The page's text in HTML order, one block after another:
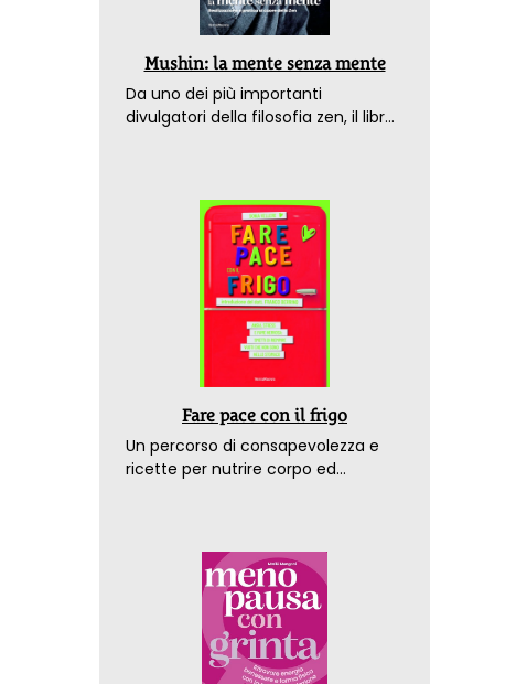
Mushin: la mente senza mente
Da uno dei più importanti
divulgatori della filosofia zen, il libro
Fare pace con il frigo
Un percorso di consapevolezza e
ricette per nutrire corpo ed